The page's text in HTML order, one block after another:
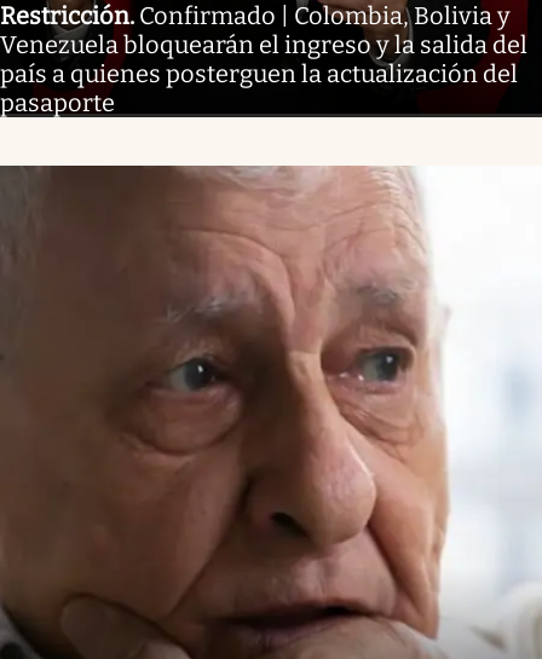
Restricción. Confirmado | Colombia, Bolivia y
Venezuela bloquearán el ingreso y la salida del
país a quienes posterguen la actualización del
pasaporte